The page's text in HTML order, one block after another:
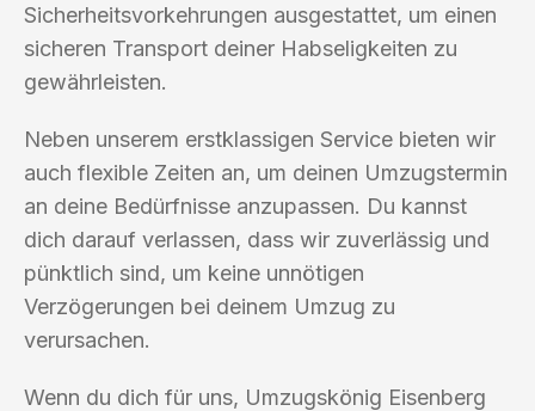
Sicherheitsvorkehrungen ausgestattet, um einen
sicheren Transport deiner Habseligkeiten zu
gewährleisten.
Neben unserem erstklassigen Service bieten wir
auch flexible Zeiten an, um deinen Umzugstermin
an deine Bedürfnisse anzupassen. Du kannst
dich darauf verlassen, dass wir zuverlässig und
pünktlich sind, um keine unnötigen
Verzögerungen bei deinem Umzug zu
verursachen.
Wenn du dich für uns, Umzugskönig Eisenberg